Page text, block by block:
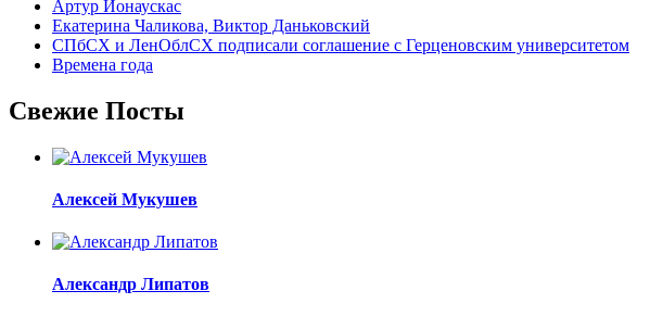
Артур Ионаускас
Екатерина Чаликова, Виктор Даньковский
СПбСХ и ЛенОблСХ подписали соглашение с Герценовским университетом
Времена года
Свежие Посты
Алексей Мукушев
Александр Липатов